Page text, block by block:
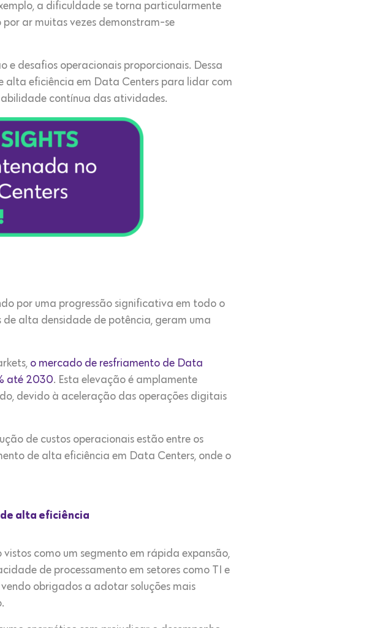
a dificuldade se torna particularmente
ar muitas vezes demonstram-se
e desafios operacionais proporcionais. Dessa
alta eficiência em Data Centers para lidar com
contínua das atividades.
por uma progressão significativa em todo o
de alta densidade de potência, geram uma
o mercado de resfriamento de Data
até 2030. Esta elevação é amplamente
devido à aceleração das operações digitais
de custos operacionais estão entre os
de alta eficiência em Data Centers, onde o
alta eficiência
como um segmento em rápida expansão,
de processamento em setores como TI e
obrigados a adotar soluções mais